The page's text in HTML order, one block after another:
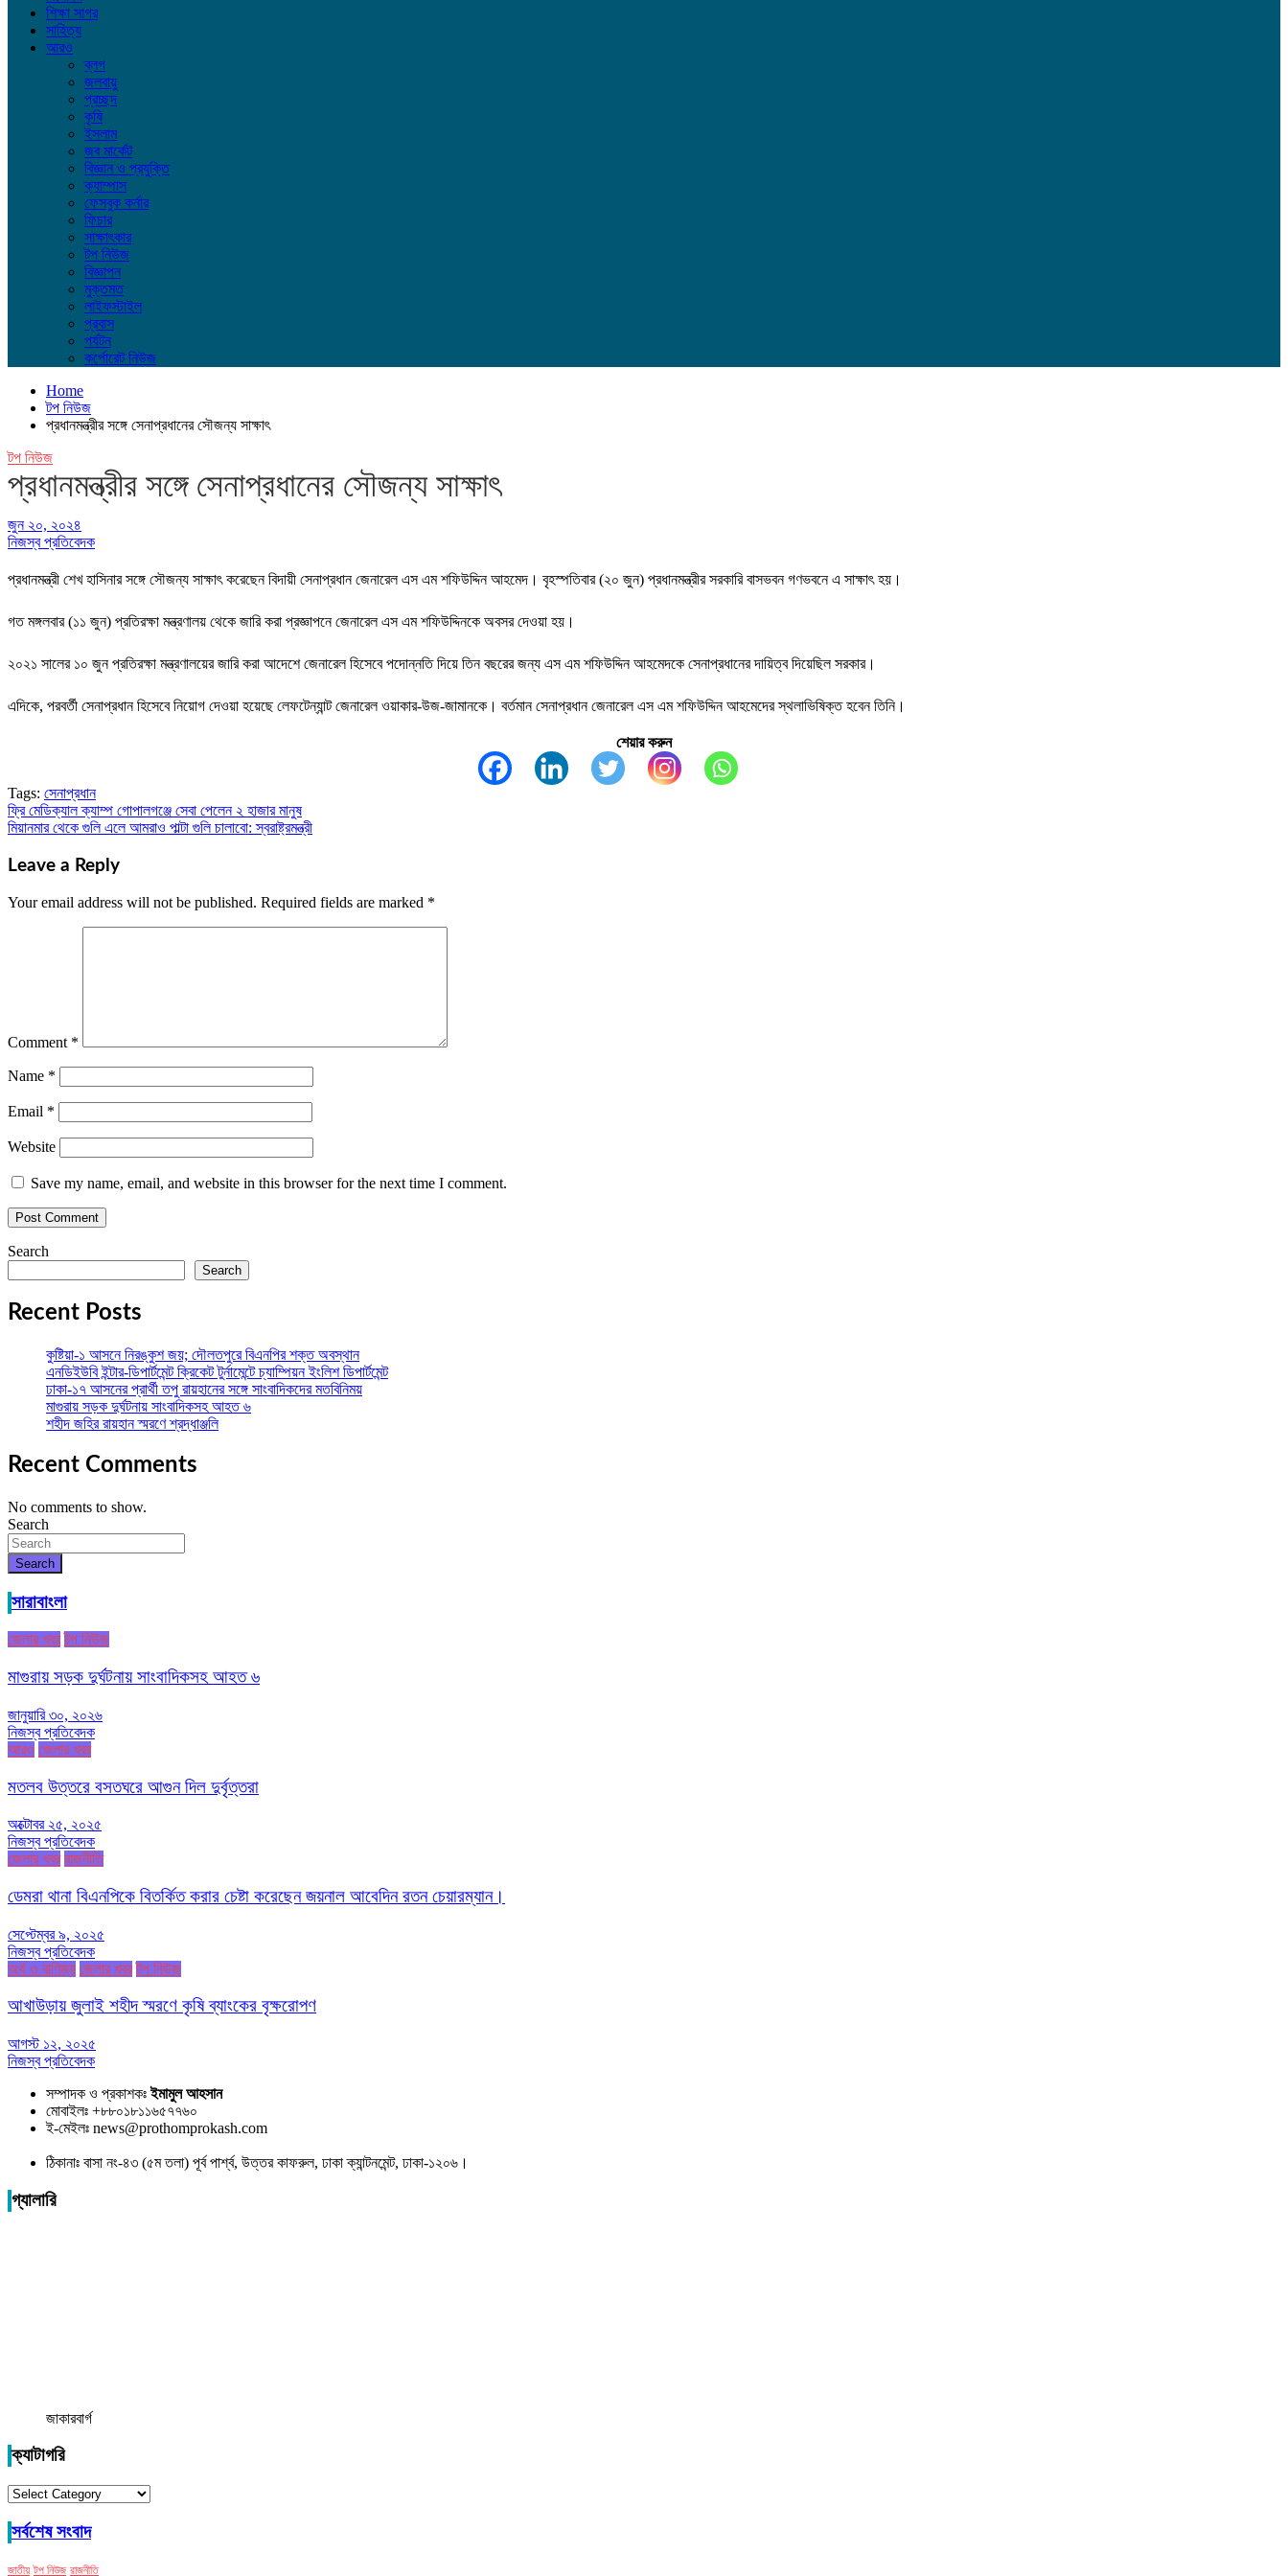
শিক্ষা সাগর
সাহিত্য
আরও
ব্লগ
জলবায়ু
প্রচ্ছদ
কৃষি
ইসলাম
জব মার্কেট
বিজ্ঞান ও প্রযুক্তি
ক্যাম্পাস
ফেসবুক কর্নার
ফিচার
সাক্ষাৎকার
টপ নিউজ
বিজ্ঞাপন
মুক্তমত
লাইফস্টাইল
প্রবাস
পর্যটন
কর্পোরেট নিউজ
Home
টপ নিউজ
প্রধানমন্ত্রীর সঙ্গে সেনাপ্রধানের সৌজন্য সাক্ষাৎ
টপ নিউজ
প্রধানমন্ত্রীর সঙ্গে সেনাপ্রধানের সৌজন্য সাক্ষাৎ
জুন ২০, ২০২৪
নিজস্ব প্রতিবেদক
প্রধানমন্ত্রী শেখ হাসিনার সঙ্গে সৌজন্য সাক্ষাৎ করেছেন বিদায়ী সেনাপ্রধান জেনারেল এস এম শফিউদ্দিন আহমেদ। বৃহস্পতিবার (২০ জুন) প্রধানমন্ত্রীর সরকারি বাসভবন গণভবনে এ সাক্ষাৎ হয়।
গত মঙ্গলবার (১১ জুন) প্রতিরক্ষা মন্ত্রণালয় থেকে জারি করা প্রজ্ঞাপনে জেনারেল এস এম শফিউদ্দিনকে অবসর দেওয়া হয়।
২০২১ সালের ১০ জুন প্রতিরক্ষা মন্ত্রণালয়ের জারি করা আদেশে জেনারেল হিসেবে পদোন্নতি দিয়ে তিন বছরের জন্য এস এম শফিউদ্দিন আহমেদকে সেনাপ্রধানের দায়িত্ব দিয়েছিল সরকার।
এদিকে, পরবর্তী সেনাপ্রধান হিসেবে নিয়োগ দেওয়া হয়েছে লেফটেন্যান্ট জেনারেল ওয়াকার-উজ-জামানকে। বর্তমান সেনাপ্রধান জেনারেল এস এম শফিউদ্দিন আহমেদের স্থলাভিষিক্ত হবেন তিনি।
শেয়ার করুন
Tags: সেনাপ্রধান
Post
navigation
ফ্রি মেডিক্যাল ক্যাম্প গোপালগঞ্জে সেবা পেলেন ২ হাজার মানুষ
মিয়ানমার থেকে গুলি এলে আমরাও পাল্টা গুলি চালাবো: স্বরাষ্ট্রমন্ত্রী
Leave a Reply
Your email address will not be published. Required fields are marked *
Comment *
Name *
Email *
Website
Save my name, email, and website in this browser for the next time I comment.
Search
Search
Recent Posts
কুষ্টিয়া-১ আসনে নিরঙ্কুশ জয়; দৌলতপুরে বিএনপির শক্ত অবস্থান
এনডিইউবি ইন্টার-ডিপার্টমেন্ট ক্রিকেট টুর্নামেন্টে চ্যাম্পিয়ন ইংলিশ ডিপার্টমেন্ট
ঢাকা-১৭ আসনের প্রার্থী তপু রায়হানের সঙ্গে সাংবাদিকদের মতবিনিময়
মাগুরায় সড়ক দুর্ঘটনায় সাংবাদিকসহ আহত ৬
শহীদ জহির রায়হান স্মরণে শ্রদ্ধাঞ্জলি
Recent Comments
No comments to show.
Search
Search
সারাবাংলা
জেলার খবর টপ নিউজ
মাগুরায় সড়ক দুর্ঘটনায় সাংবাদিকসহ আহত ৬
জানুয়ারি ৩০, ২০২৬
নিজস্ব প্রতিবেদক
আরও জেলার খবর
মতলব উত্তরে বসতঘরে আগুন দিল দুর্বৃত্তরা
অক্টোবর ২৫, ২০২৫
নিজস্ব প্রতিবেদক
জেলার খবর রাজনীতি
ডেমরা থানা বিএনপিকে বিতর্কিত করার চেষ্টা করেছেন জয়নাল আবেদিন রতন চেয়ারম্যান।
সেপ্টেম্বর ৯, ২০২৫
নিজস্ব প্রতিবেদক
অর্থ ও বাণিজ্য জেলার খবর টপ নিউজ
আখাউড়ায় জুলাই শহীদ স্মরণে কৃষি ব্যাংকের বৃক্ষরোপণ
আগস্ট ১২, ২০২৫
নিজস্ব প্রতিবেদক
সম্পাদক ও প্রকাশকঃইমামুল আহসান
মোবাইলঃ +৮৮০১৮১১৬৫৭৭৬০
ই-মেইলঃ news@prothomprokash.com
ঠিকানাঃ বাসা নং-৪৩ (৫ম তলা) পূর্ব পার্শ্ব, উত্তর কাফরুল, ঢাকা ক্যান্টনমেন্ট, ঢাকা-১২০৬।
গ্যালারি
জাকারবার্গ
ক্যাটাগরি
ক্যাটাগরি
সর্বশেষ সংবাদ
জাতীয় টপ নিউজ রাজনীতি